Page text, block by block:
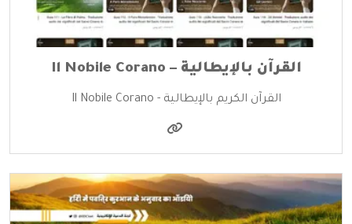
القرآن بالإيطالية – Il Nobile Corano
القرآن الكريم بالإيطالية - Il Nobile Corano